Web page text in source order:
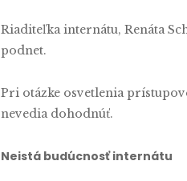
Riaditeľka internátu, Renáta
podnet.
Pri otázke osvetlenia
nevedia dohodnúť.
Neistá budúcnosť internátu